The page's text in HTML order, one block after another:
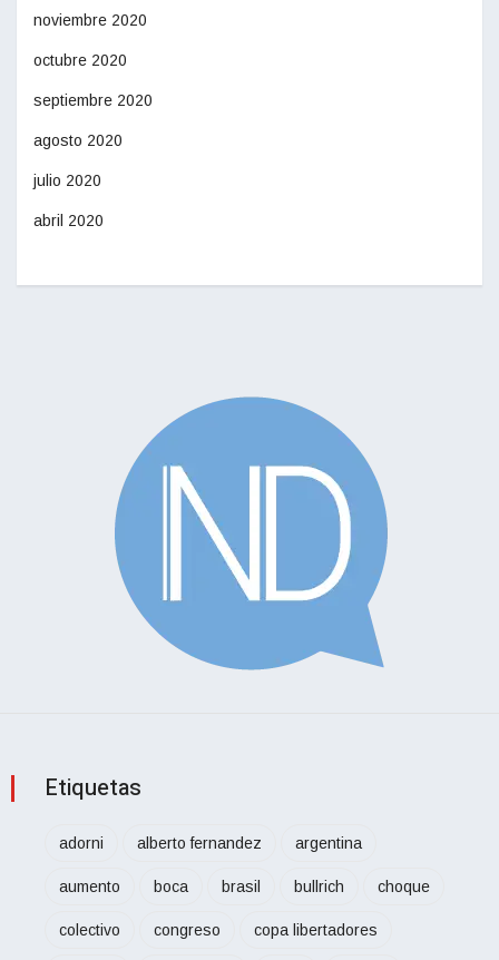
noviembre 2020
octubre 2020
septiembre 2020
agosto 2020
julio 2020
abril 2020
Etiquetas
adorni alberto fernandez argentina
aumento boca brasil bullrich choque
colectivo congreso copa libertadores